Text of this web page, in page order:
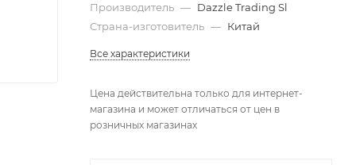
Производитель — Dazzle Trading Sl
Страна-изготовитель — Китай
Все характеристики
Цена действительна только для интернет-
магазина и может отличаться от цен в
розничных магазинах